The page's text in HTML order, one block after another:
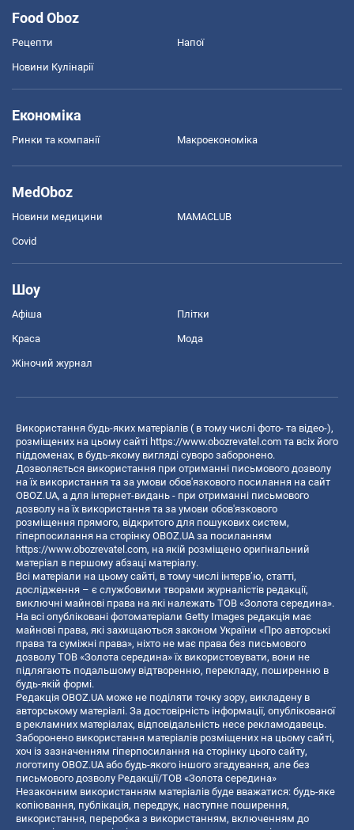
Food Oboz
Рецепти Напої
Новини Кулінарії
Економіка
Ринки та компанії Макроекономіка
MedOboz
Новини медицини MAMACLUB
Covid
Шоу
Афіша Плітки
Краса Мода
Жіночий журнал
Використання будь-яких матеріалів ( в тому числі фото- та відео-),
розміщених на цьому сайті https://www.obozrevatel.com та всіх його
піддоменах, в будь-якому вигляді суворо заборонено.
Дозволяється використання при отриманні письмового дозволу
на їх використання та за умови обов'язкового посилання на сайт
OBOZ.UA, а для інтернет-видань - при отриманні письмового
дозволу на їх використання та за умови обов'язкового
розміщення прямого, відкритого для пошукових систем,
гіперпосилання на сторінку OBOZ.UA за посиланням
https://www.obozrevatel.com, на якій розміщено оригінальний
матеріал в першому абзаці матеріалу.
Всі матеріали на цьому сайті, в тому числі інтерв’ю, статті,
дослідження – є службовими творами журналістів редакції,
виключні майнові права на які належать ТОВ «Золота середина».
На всі опубліковані фотоматеріали Getty Images редакція має
майнові права, які захищаються законом України «Про авторські
права та суміжні права», ніхто не має права без письмового
дозволу ТОВ «Золота середина» їх використовувати, вони не
підлягають подальшому відтворенню, перекладу, поширенню в
будь-якій формі.
Редакція OBOZ.UA може не поділяти точку зору, викладену в
авторському матеріалі. За достовірність інформації, опублікованої
в рекламних матеріалах, відповідальність несе рекламодавець.
Заборонено використання матеріалів розміщених на цьому сайті,
хоч із зазначенням гіперпосилання на сторінку цього сайту,
логотипу OBOZ.UA або будь-якого іншого згадування, але без
письмового дозволу Редакції/ТОВ «Золота середина»
Незаконним використанням матеріалів буде вважатися: будь-яке
копiювання, публiкацiя, передрук, наступне поширення,
використання, переробка з використанням, включенням до